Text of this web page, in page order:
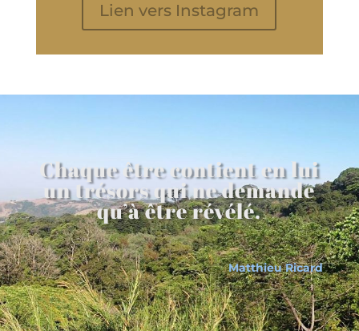
Lien vers Instagram
Chaque être contient en lui
un trésors qui ne demande
qu’à être révélé.
Matthieu Ricard